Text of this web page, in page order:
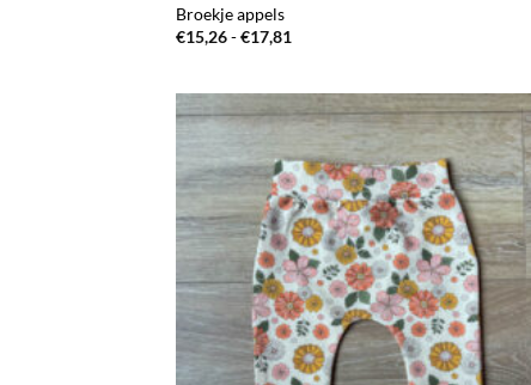
Broekje appels
€15,26-€17,81